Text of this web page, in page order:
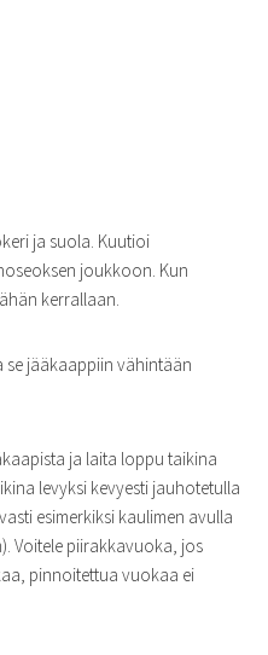
ja suola. Kuutioi
joukkoon. Kun
kerrallaan.
se jääkaappiin vähintään
ja laita loppu taikina
levyksi kevyesti jauhotetulla
esimerkiksi kaulimen avulla
Voitele piirakkavuoka, jos
pinnoitettua vuokaa ei